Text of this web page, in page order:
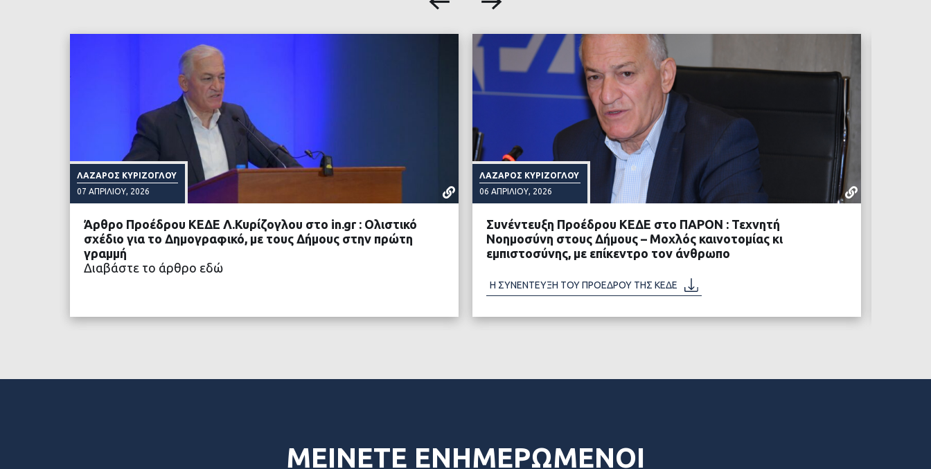
ΛΆΖΑΡΟΣ ΚΥΡΊΖΟΓΛΟΥ
07 ΑΠΡΙΛΊΟΥ, 2026
Άρθρο Προέδρου ΚΕΔΕ Λ.Κυρίζογλου στο in.gr : Ολιστικό
σχέδιο για το Δημογραφικό, με τους Δήμους στην πρώτη
γραμμή
Διαβάστε το άρθρο εδώ
ΛΆΖΑΡΟΣ ΚΥΡΊΖΟΓΛΟΥ
06 ΑΠΡΙΛΊΟΥ, 2026
ΔΙΑΒΑΣΤΕ ΠΕΡΙΣΣΟΤΕΡΑ
Συνέντευξη Προέδρου ΚΕΔΕ στο ΠΑΡΟΝ : Τεχνητή
Νοημοσύνη στους Δήμους – Μοχλός καινοτομίας κι
εμπιστοσύνης, με επίκεντρο τον άνθρωπο
Η ΣΥΝΕΝΤΕΥΞΗ ΤΟΥ ΠΡΟΕΔΡΟΥ ΤΗΣ ΚΕΔΕ
ΜΕΙΝΕΤΕ ΕΝΗΜΕΡΩΜΕΝΟΙ